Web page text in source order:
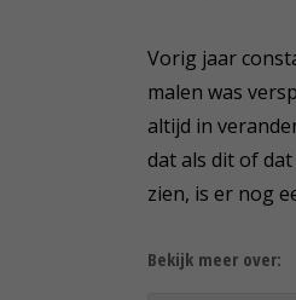
Vorig jaar
malen was
altijd in
dat als dit of
zien, is er nog
Bekijk meer over: